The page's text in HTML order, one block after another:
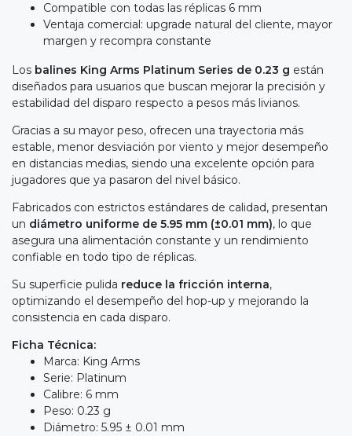
Compatible con todas las réplicas 6 mm
Ventaja comercial: upgrade natural del cliente, mayor
margen y recompra constante
Los balines King Arms Platinum Series de 0.23 g están
diseñados para usuarios que buscan mejorar la precisión y
estabilidad del disparo respecto a pesos más livianos.
Gracias a su mayor peso, ofrecen una trayectoria más
estable, menor desviación por viento y mejor desempeño
en distancias medias, siendo una excelente opción para
jugadores que ya pasaron del nivel básico.
Fabricados con estrictos estándares de calidad, presentan
un diámetro uniforme de 5.95 mm (±0.01 mm), lo que
asegura una alimentación constante y un rendimiento
confiable en todo tipo de réplicas.
Su superficie pulida reduce la fricción interna,
optimizando el desempeño del hop-up y mejorando la
consistencia en cada disparo.
Ficha Técnica:
Marca: King Arms
Serie: Platinum
Calibre: 6 mm
Peso: 0.23 g
Diámetro: 5.95 ± 0.01 mm